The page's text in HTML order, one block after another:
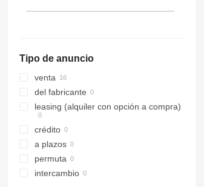
Sofia
Plovdiv
Stara Zagora
Tipo de anuncio
venta
del fabricante
leasing (alquiler con opción a compra)
crédito
a plazos
permuta
intercambio